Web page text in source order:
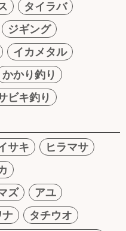
タイラバ
ジギング
イカメタル
かかり釣り
ビキ釣り
サキ
ヒラマサ
ズ
アユ
ナ
タチウオ